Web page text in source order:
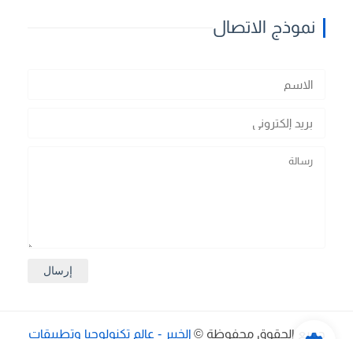
نموذج الاتصال
جميع الحقوق محفوظة © الخبير - عالم تكنولوجيا وتطبيقات